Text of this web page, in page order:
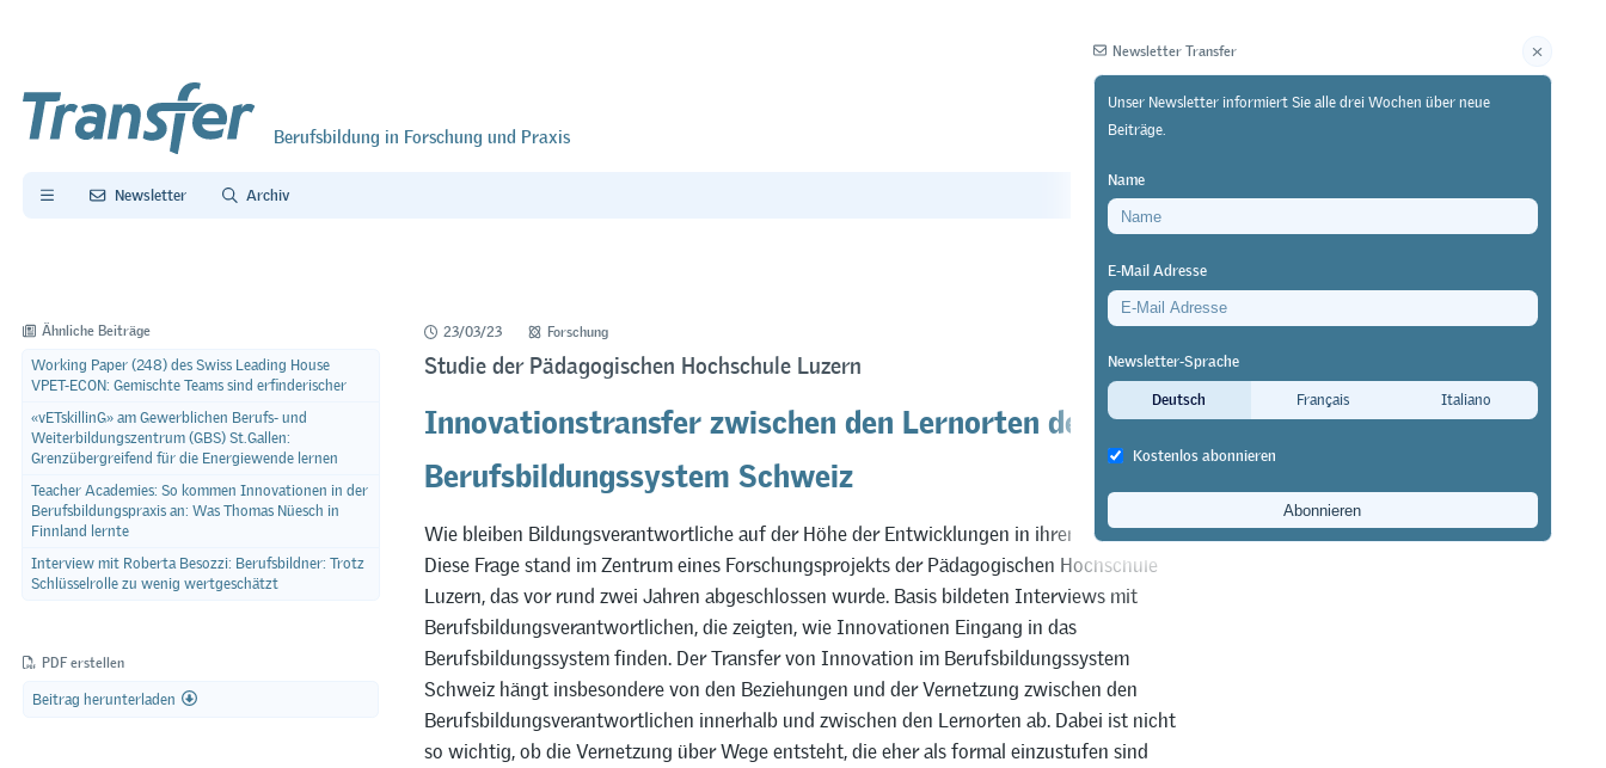
Berufsbildung in Forschung und Praxis
Newsletter Archiv
Ähnliche Beiträge
Working Paper (248) des Swiss Leading House
VPET-ECON: Gemischte Teams sind erfinderischer
«vETskillinG» am Gewerblichen Berufs- und
Weiterbildungszentrum (GBS) St.Gallen:
Grenzübergreifend für die Energiewende lernen
Teacher Academies: So kommen Innovationen in der
Berufsbildungspraxis an: Was Thomas Nüesch in
Finnland lernte
Interview mit Roberta Besozzi: Berufsbildner: Trotz
Schlüsselrolle zu wenig wertgeschätzt
PDF erstellen
Beitrag herunterladen
23/03/23 Forschung
Studie der Pädagogischen Hochschule Luzern
Innovationstransfer zwischen den Lernorten des
Berufsbildungssystem Schweiz
Wie bleiben Bildungsverantwortliche auf der Höhe der Entwicklungen in ihrem Beruf?
Diese Frage stand im Zentrum eines Forschungsprojekts der Pädagogischen Hochschule
Luzern, das vor rund zwei Jahren abgeschlossen wurde. Basis bildeten Interviews mit
Berufsbildungsverantwortlichen, die zeigten, wie Innovationen Eingang in das
Berufsbildungssystem finden. Der Transfer von Innovation im Berufsbildungssystem
Schweiz hängt insbesondere von den Beziehungen und der Vernetzung zwischen den
Berufsbildungsverantwortlichen innerhalb und zwischen den Lernorten ab. Dabei ist nicht
so wichtig, ob die Vernetzung über Wege entsteht, die eher als formal einzustufen sind
Newsletter Transfer
Unser Newsletter informiert Sie alle drei Wochen über neue
Beiträge.
Name
E-Mail Adresse
Newsletter-Sprache
Deutsch
Français Italiano
Kostenlos abonnieren